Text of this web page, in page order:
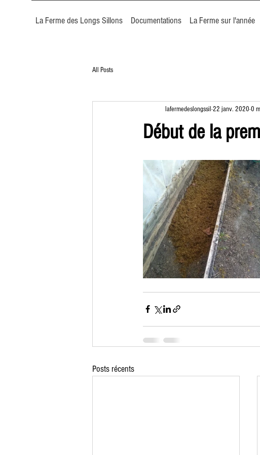
La Ferme des Longs Sillons Documentations La Ferme sur l'année
All Posts
Début de la
lafermedeslongssil 22 janv. 2020 0
Posts récents